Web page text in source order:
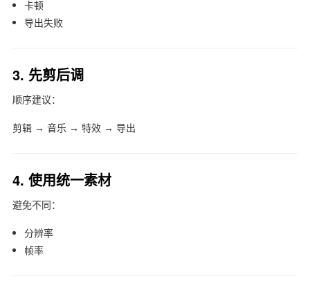
卡顿
导出失败
3. 先剪后调
顺序建议：
剪辑 → 音乐 → 特效 → 导出
4. 使用统一素材
避免不同：
分辨率
帧率